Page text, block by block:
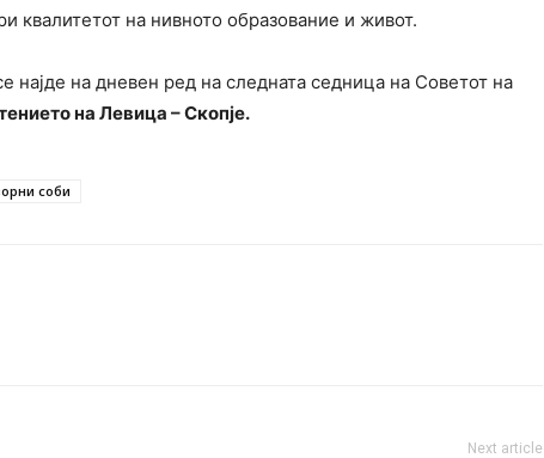
квалитетот на нивното образование и живот.
најде на дневен ред на следната седница на Советот на
на Левица – Скопје.
соби
Next article